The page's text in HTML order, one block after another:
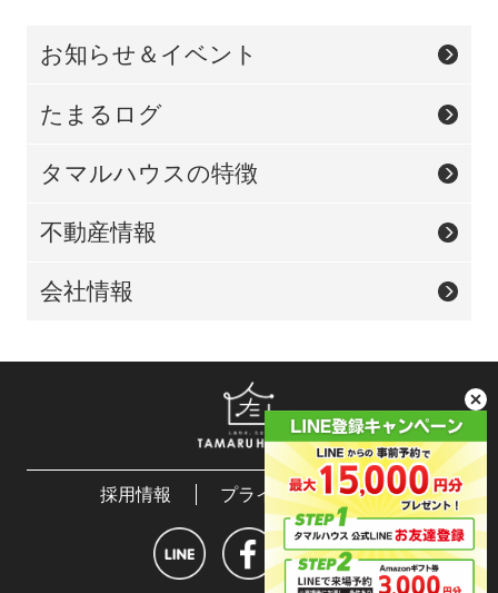
お知らせ＆イベント
たまるログ
タマルハウスの特徴
不動産情報
会社情報
採用情報 プライバシーポリシー